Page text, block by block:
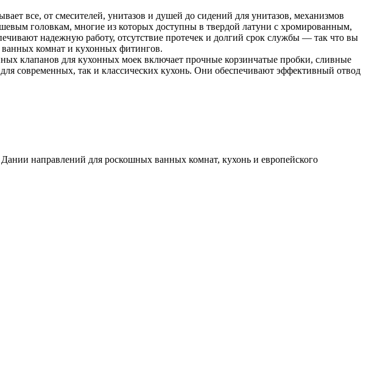
все, от смесителей, унитазов и душей до сидений для унитазов, механизмов
головкам, многие из которых доступны в твердой латуни с хромированным,
надежную работу, отсутствие протечек и долгий срок службы — так что вы
ванных комнат и кухонных фитингов.
клапанов для кухонных моек включает прочные корзинчатые пробки, сливные
современных, так и классических кухонь. Они обеспечивают эффективный отвод
направлений для роскошных ванных комнат, кухонь и европейского